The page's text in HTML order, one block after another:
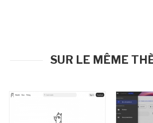
SUR LE MÊME